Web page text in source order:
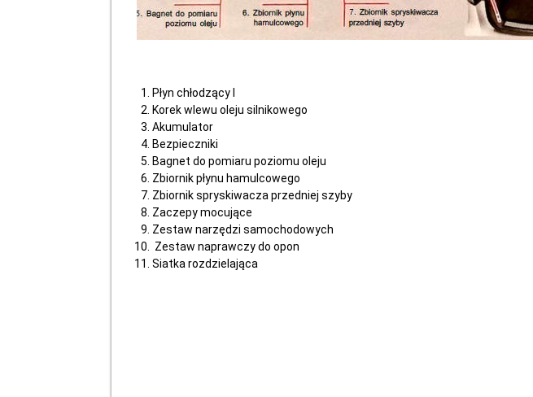
Płyn chłodzący I
Korek wlewu oleju silnikowego
Akumulator
Bezpieczniki
Bagnet do pomiaru poziomu oleju
Zbiornik płynu hamulcowego
Zbiornik spryskiwacza przedniej szyby
Zaczepy mocujące
Zestaw narzędzi samochodowych
Zestaw naprawczy do opon
Siatka rozdzielająca